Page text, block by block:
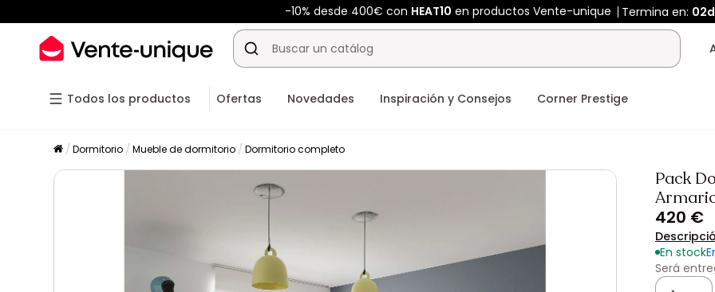
-10% desde 400€ con HEAT10 en productos Vente-unique Termina en: 02d
Todos los productos Ofertas Novedades Inspiración y Consejos Corner Prestige
Dormitorio Mueble de dormitorio Dormitorio completo
Pack
420 €
En stock
Será
Cantidad